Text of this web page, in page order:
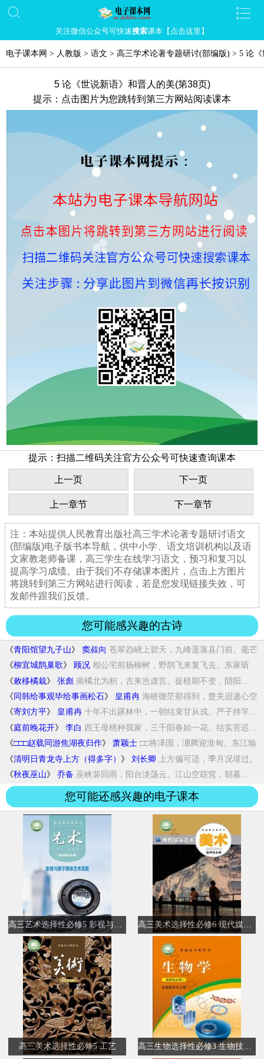
关注微信公众号可快速搜索课本【点击这里】
电子课本网 > 人教版 > 语文 > 高三学术论著专题研讨(部编版) > 5 论
5 论《世说新语》和晋人的美(第38页)
提示：点击图片为您跳转到第三方网站阅读课本
提示：扫描二维码关注官方公众号可快速查询课本
上一页 下一页
上一章节 下一章节
注：本站提供人民教育出版社高三学术论著专题研讨语文
(部编版)电子版书本导航，供中小学、语文培训机构以及语
文家教老师备课，高三学生在线学习语文，预习和复习以
提高学习成绩。由于我们不存储课本图片，点击上方图片
将跳转到第三方网站进行阅读，若是您发现链接失效，可
发邮件跟我们反馈。
您可能感兴趣的古诗
《青阳馆望九子山》 窦叔向 苍翠岧峣上碧天，九峰遥落县门前。毫芒
映日...
《柳宜城鹊巢歌》 顾况 相公宅前杨柳树，野鹊飞来复飞去。东家斫
树...
《敕移橘栽》 张彪 南橘北为枳，古来岂虚言。徙植期不变，阴阳...
《 同韩给事观毕给事画松石》 皇甫冉 海峤微茫那得到，楚关迢递心空
忆。夕郎善画...
《寄刘方平》 皇甫冉 十年不出蹊林中，一朝结束甘从戎。严子持竿...
《庭前晚花开》 李白 西王母桃种我家，三千阳春始一花。结实苦迟...
《□□□赵载同游焦湖夜归作》 萧颖士 □□将泽国，淜腾迎淮甸。东江输
大江，别流...
《清明日青龙寺上方（得多字） 》 刘长卿
上方偏可适，季月况堪过。
远近人都至，东西...
《秋夜巫山》 乔备 巫峡裴回雨，阳台淡荡云。江山空窈窕，朝暮...
您可能还感兴趣的电子课本
高三美术选择性必修6 现代媒体艺术
高三美术选择性必修5 工艺 高三生物选择性必修3 生物技术与工程